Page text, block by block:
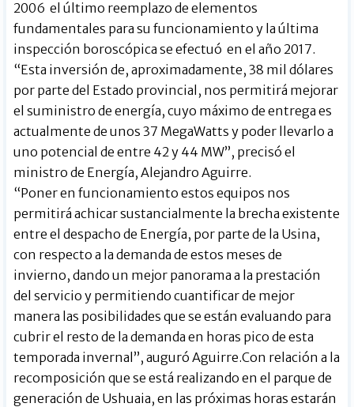
2006 el último reemplazo de elementos
fundamentales para su funcionamiento y la última
inspección boroscópica se efectuó en el año 2017.
“Esta inversión de, aproximadamente, 38 mil dólares
por parte del Estado provincial, nos permitirá mejorar
el suministro de energía, cuyo máximo de entrega es
actualmente de unos 37 MegaWatts y poder llevarlo a
uno potencial de entre 42 y 44 MW”, precisó el
ministro de Energía, Alejandro Aguirre.
“Poner en funcionamiento estos equipos nos
permitirá achicar sustancialmente la brecha existente
entre el despacho de Energía, por parte de la Usina,
con respecto a la demanda de estos meses de
invierno, dando un mejor panorama a la prestación
del servicio y permitiendo cuantificar de mejor
manera las posibilidades que se están evaluando para
cubrir el resto de la demanda en horas pico de esta
temporada invernal”, auguró Aguirre.Con relación a la
recomposición que se está realizando en el parque de
generación de Ushuaia, en las próximas horas estarán